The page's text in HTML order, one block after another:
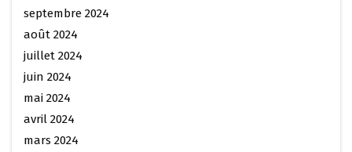
septembre 2024
août 2024
juillet 2024
juin 2024
mai 2024
avril 2024
mars 2024